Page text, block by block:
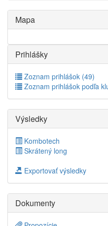
Mapa
Prihlášky
Zoznam prihlášok (49)
Zoznam prihlášok podľa
Výsledky
Kombotech
Skrátený long
Exportovať výsledky
Dokumenty